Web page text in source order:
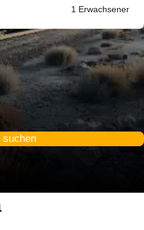
1 Erwachsener
suchen